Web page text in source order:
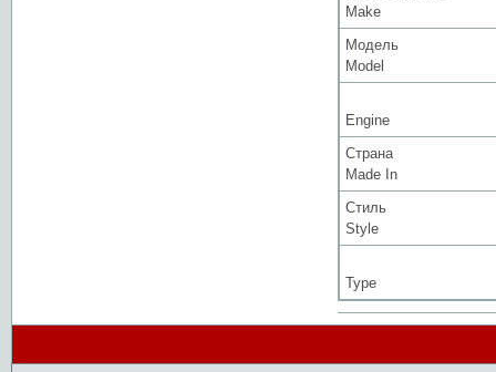
Make
Модель
Model
Engine
Страна
Made In
Стиль
Style
Type